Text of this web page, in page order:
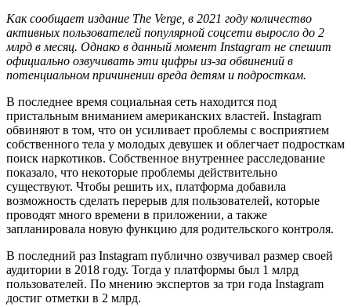
Как сообщает издание The Verge, в 2021 году количество
активных пользователей популярной соцсети выросло до 2
млрд в месяц. Однако в данный момент Instagram не спешит
официально озвучивать эти цифры из-за обвинений в
потенциальном причинении вреда детям и подросткам.
В последнее время социальная сеть находится под
пристальным вниманием американских властей. Instagram
обвиняют в том, что он усиливает проблемы с восприятием
собственного тела у молодых девушек и облегчает подросткам
поиск наркотиков. Собственное внутреннее расследование
показало, что некоторые проблемы действительно
существуют. Чтобы решить их, платформа добавила
возможность сделать перерыв для пользователей, которые
проводят много времени в приложении, а также
запланировала новую функцию для родительского контроля.
В последний раз Instagram публично озвучивал размер своей
аудитории в 2018 году. Тогда у платформы был 1 млрд
пользователей. По мнению экспертов за три года Instagram
достиг отметки в 2 млрд.